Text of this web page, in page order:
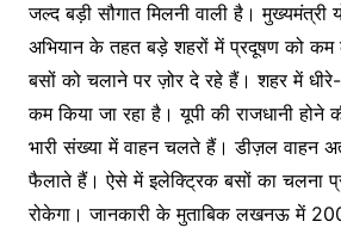
जल्द बड़ी सौगात मिलनी वाली है। मुख्यमंत्री
अभियान के तहत बड़े शहरों में प्रदूषण को
बसों को चलाने पर ज़ोर दे रहे हैं। शहर में
कम किया जा रहा है। यूपी की राजधानी
भारी संख्या में वाहन चलते हैं। डीज़ल वाहन
फैलाते हैं। ऐसे में इलेक्ट्रिक बसों का चलना
रोकेगा। जानकारी के मुताबिक लखनऊ में